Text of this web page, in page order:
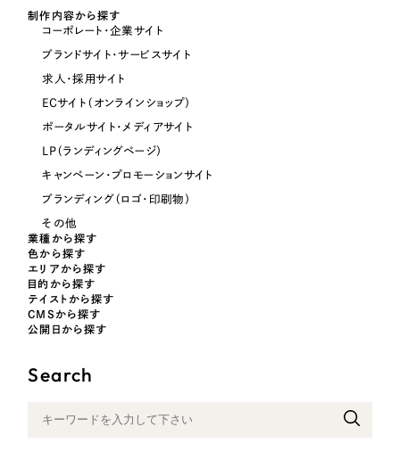
グリーン・緑色
ブルー・青色
パープル・紫色
ピンク・桃色
制作内容から探す
コーポレート・企業サイト
ブランドサイト・サービスサイト
求人・採用サイト
ECサイト（オンラインショップ）
ポータルサイト・メディアサイト
LP（ランディングページ）
キャンペーン・プロモーションサイト
ブランディング（ロゴ・印刷物）
その他
業種から探す
色から探す
エリアから探す
目的から探す
テイストから探す
CMSから探す
公開日から探す
Search